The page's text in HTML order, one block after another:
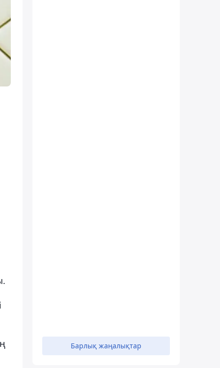
Барлық жаңалықтар